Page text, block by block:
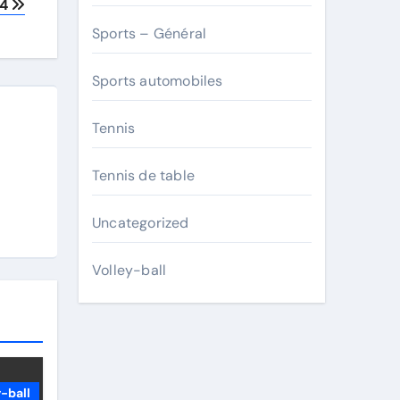
ball
Sports – Général
Sports automobiles
Tennis
Tennis de table
Uncategorized
Volley-ball